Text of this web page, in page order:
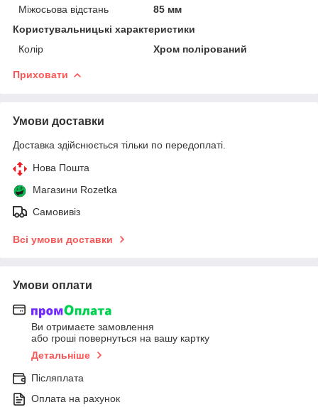
Міжосьова відстань
85 мм
Користувальницькі характеристики
Колір
Хром полірований
Приховати
Умови доставки
Доставка здійснюється тільки по передоплаті.
Нова Пошта
Магазини Rozetka
Самовивіз
Всі умови доставки
Умови оплати
Ви отримаєте замовлення
або гроші повернуться на вашу картку
Детальніше
Післяплата
Оплата на рахунок